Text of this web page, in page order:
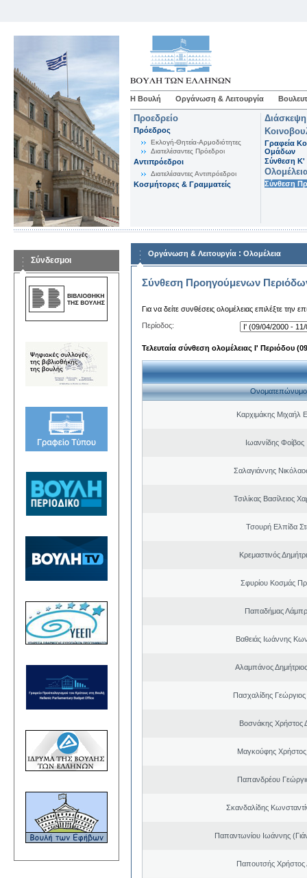
Η Βουλή Οργάνωση & Λειτουργία
Προεδρείο
Πρόεδρος
Εκλογή-Θητεία-Αρμοδιότητες
Διατελέσαντες Πρόεδροι
Αντιπρόεδροι
Διατελέσαντες Αντιπρόεδροι
Κοσμήτορες & Γραμματείς
Γραφεία
Ομάδων
Σύνθεση K'
Σύνθεση
Σύνδεσμοι
Οργάνωση & Λειτουργία : Ολομέλεια
Σύνθεση Προηγούμενων
Για να δείτε συνθέσεις ολομέλειας επιλέξτε την
Περίοδος:
Τελευταία σύνθεση ολομέλειας Ι' Περιόδου
Ονοματεπώνυμο
Καρχιμάκης Μιχαήλ
Ιωαννίδης
Σαλαγιάννης
Τσιλίκας Βασίλειος
Τσουρή Ελπίδα
Κρεμαστινός
Σφυρίου Κοσμάς
Παπαδήμας
Βαθειάς Ιωάννης
Αλαμπάνος
Πασχαλίδης
Βοσνάκης Χρήστος
Μαγκούφης Χρήστος
Παπανδρέου
Σκανδαλίδης
Παπαντωνίου Ιωάννης
Παπουτσής Χρήστος